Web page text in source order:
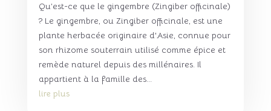
Qu’est-ce que le gingembre (Zingiber officinale)
? Le gingembre, ou Zingiber officinale, est une
plante herbacée originaire d'Asie, connue pour
son rhizome souterrain utilisé comme épice et
remède naturel depuis des millénaires. Il
appartient à la famille des...
lire plus